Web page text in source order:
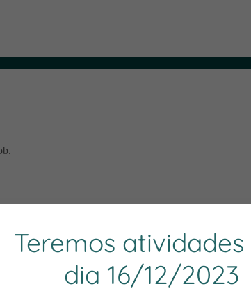
Teremos
dia 16/12/2023